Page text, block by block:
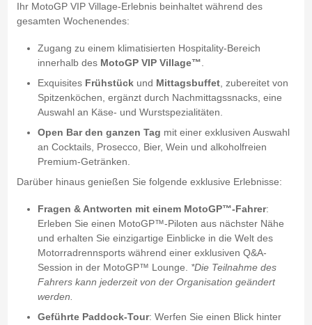
Ihr MotoGP VIP Village-Erlebnis beinhaltet während des
gesamten Wochenendes:
Zugang zu einem klimatisierten Hospitality-Bereich
innerhalb des MotoGP VIP Village™.
Exquisites Frühstückund Mittagsbuffet, zubereitet von
Spitzenköchen, ergänzt durch Nachmittagssnacks, eine
Auswahl an Käse- und Wurstspezialitäten.
Open Bar den ganzen Tag mit einer exklusiven Auswahl
an Cocktails, Prosecco, Bier, Wein und alkoholfreien
Premium-Getränken.
Darüber hinaus genießen Sie folgende exklusive Erlebnisse:
Fragen & Antworten mit einem MotoGP™-Fahrer:
Erleben Sie einen MotoGP™-Piloten aus nächster Nähe
und erhalten Sie einzigartige Einblicke in die Welt des
Motorradrennsports während einer exklusiven Q&A-
Session in der MotoGP™ Lounge. *Die Teilnahme des
Fahrers kann jederzeit von der Organisation geändert
werden.
Geführte Paddock-Tour: Werfen Sie einen Blick hinter